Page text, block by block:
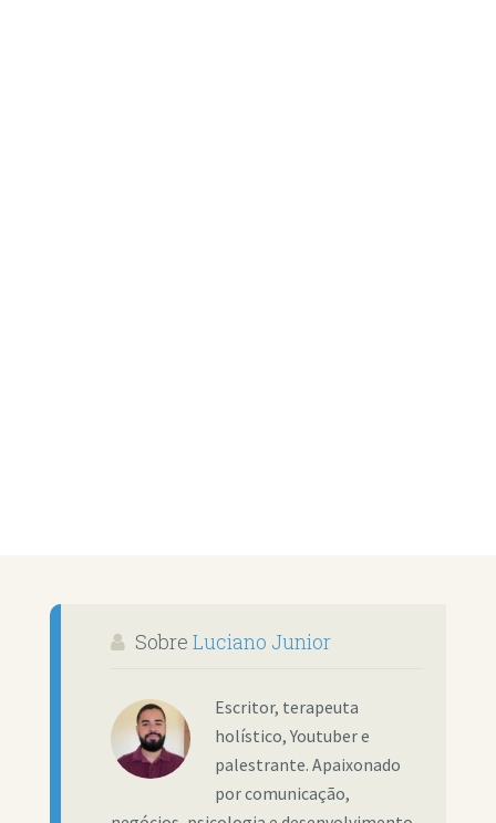
Sobre Luciano Junior
Escritor, terapeuta
holístico, Youtuber e
palestrante. Apaixonado
por comunicação,